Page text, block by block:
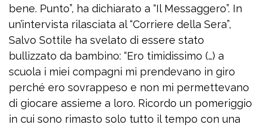
bene. Punto”, ha dichiarato a “Il Messaggero”. In
un’intervista rilasciata al “Corriere della Sera”,
Salvo Sottile ha svelato di essere stato
bullizzato da bambino: “Ero timidissimo (…) a
scuola i miei compagni mi prendevano in giro
perché ero sovrappeso e non mi permettevano
di giocare assieme a loro. Ricordo un pomeriggio
in cui sono rimasto solo tutto il tempo con una